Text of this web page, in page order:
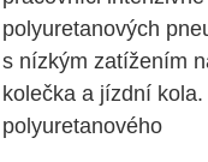
polyuretanových
s nízkým zatížením
kolečka a jízdní
polyuretanového